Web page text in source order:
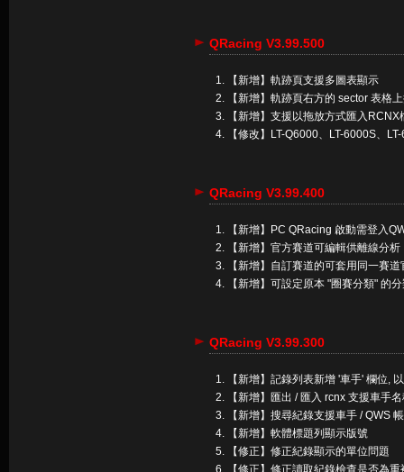
QRacing V3.99.500
【新增】軌跡頁支援多圖表顯示
【新增】軌跡頁右方的 sector 表格
【新增】支援以拖放方式匯入RCNX
【修改】LT-Q6000、LT-6000S、
QRacing V3.99.400
【新增】PC QRacing 啟動需登入
【新增】官方賽道可編輯供離線分析
【新增】自訂賽道的可套用同一賽
【新增】可設定原本 "圈賽分類" 的
QRacing V3.99.300
【新增】記錄列表新增 '車手' 欄位,
【新增】匯出 / 匯入 rcnx 支援車手
【新增】搜尋紀錄支援車手 / QWS
【新增】軟體標題列顯示版號
【修正】修正紀錄顯示的單位問題
【修正】修正讀取紀錄檢查是否為